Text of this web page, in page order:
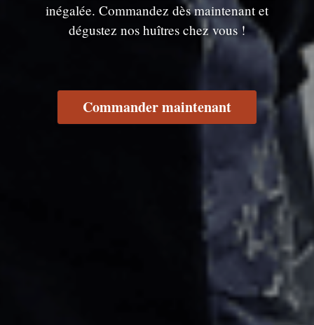
inégalée. Commandez dès maintenant et
dégustez nos huîtres chez vous !
Commander maintenant